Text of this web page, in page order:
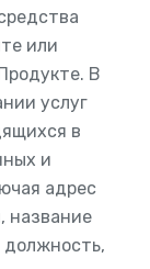
или
В
услуг
в
и
адрес
название
должность,